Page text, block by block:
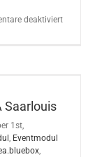
deaktiviertfür
Saarlouis
1st,
, Eventmodul
,